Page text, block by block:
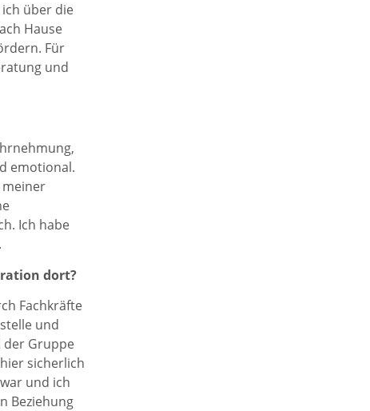
über die
Hause
Für
und
emotional.
meiner
Ich habe
dort?
Fachkräfte
und
der Gruppe
sicherlich
und ich
Beziehung